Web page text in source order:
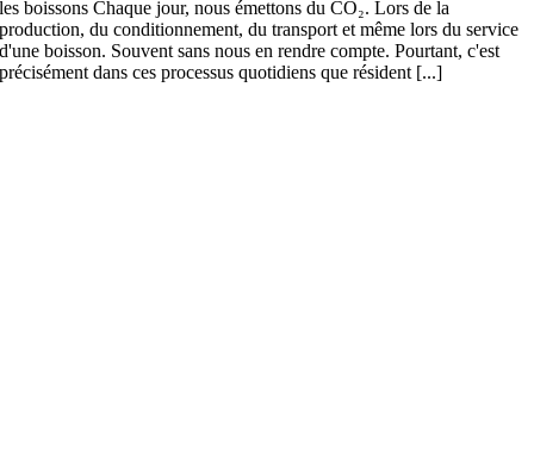
les boissons Chaque jour, nous émettons du CO₂. Lors de la
production, du conditionnement, du transport et même lors du service
d'une boisson. Souvent sans nous en rendre compte. Pourtant, c'est
précisément dans ces processus quotidiens que résident [...]